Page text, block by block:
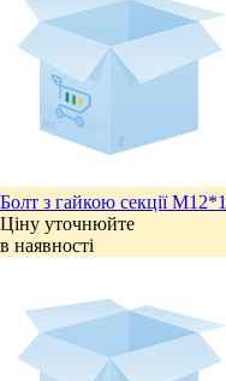
Болт з гайкою секції
Ціну уточнюйте
в наявності